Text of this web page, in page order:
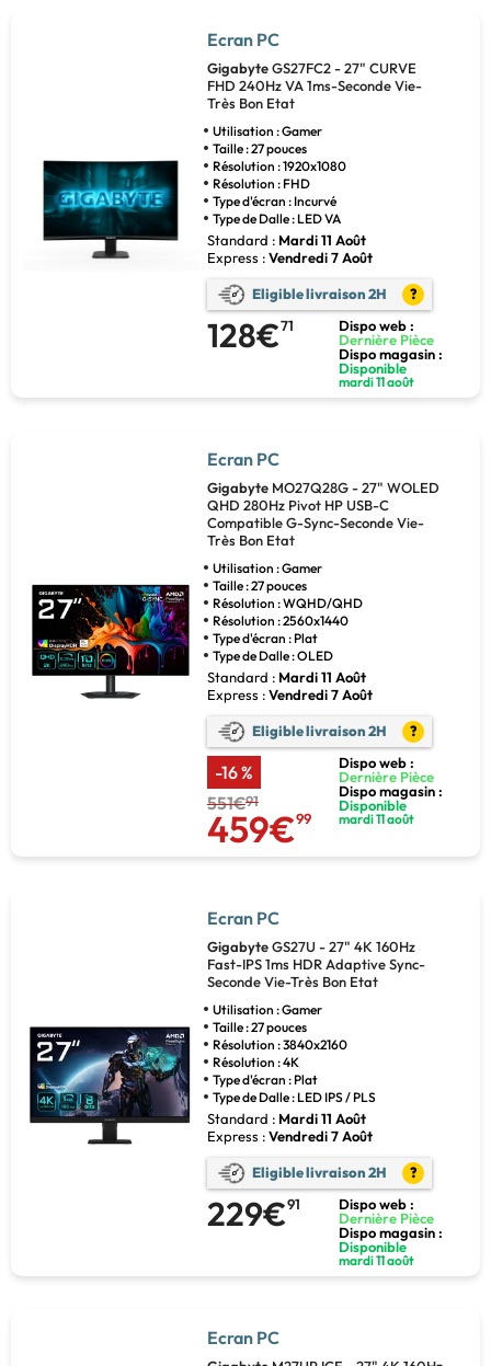
Ecran PC
GigabyteGS27FC2 - 27" CURVE
FHD 240Hz VA 1ms-Seconde Vie-
Très Bon Etat
Utilisation : Gamer
Taille : 27 pouces
Résolution : 1920x1080
Résolution : FHD
Type d'écran : Incurvé
Type de Dalle : LED VA
Standard : Mardi 11 Août
Express :Vendredi 7 Août
Eligible livraison 2H ?
128€71
Dispo web :
Dernière Pièce
Dispo magasin :
Disponible
mardi 11 août
Ecran PC
Gigabyte MO27Q28G - 27" WOLED
QHD 280Hz Pivot HP USB-C
Compatible G-Sync-Seconde Vie-
Très Bon Etat
Utilisation : Gamer
Taille : 27 pouces
Résolution : WQHD/QHD
Résolution : 2560x1440
Type d'écran : Plat
Type de Dalle : OLED
Standard : Mardi 11 Août
Express :Vendredi 7 Août
Eligible livraison 2H ?
-16 %
551€91
459€99
Dispo web :
Dernière Pièce
Dispo magasin :
Disponible
mardi 11 août
Ecran PC
GigabyteGS27U - 27" 4K 160Hz
Fast-IPS 1ms HDR Adaptive Sync-
Seconde Vie-Très Bon Etat
Utilisation : Gamer
Taille : 27 pouces
Résolution : 3840x2160
Résolution : 4K
Type d'écran : Plat
Type de Dalle : LED IPS / PLS
Standard : Mardi 11 Août
Express :Vendredi 7 Août
Eligible livraison 2H ?
229€91
Dispo web :
Dernière Pièce
Dispo magasin :
Disponible
mardi 11 août
Ecran PC